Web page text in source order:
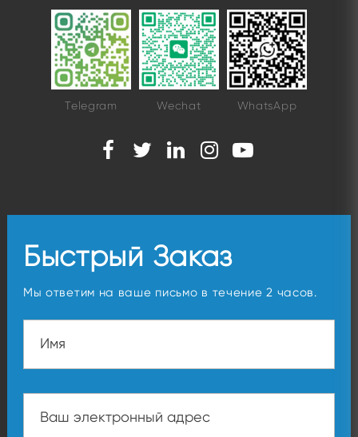
Telegram Wechat WhatsApp
Быстрый Заказ
Мы ответим на ваше письмо в течение 2 часов.